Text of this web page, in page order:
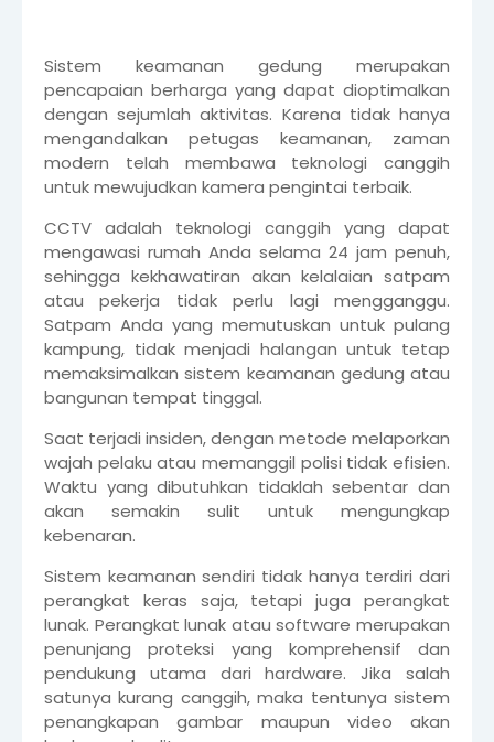
Sistem keamanan gedung merupakan
pencapaian berharga yang dapat dioptimalkan
dengan sejumlah aktivitas. Karena tidak hanya
mengandalkan petugas keamanan, zaman
modern telah membawa teknologi canggih
untuk mewujudkan kamera pengintai terbaik.
CCTV adalah teknologi canggih yang dapat
mengawasi rumah Anda selama 24 jam penuh,
sehingga kekhawatiran akan kelalaian satpam
atau pekerja tidak perlu lagi mengganggu.
Satpam Anda yang memutuskan untuk pulang
kampung, tidak menjadi halangan untuk tetap
memaksimalkan sistem keamanan gedung atau
bangunan tempat tinggal.
Saat terjadi insiden, dengan metode melaporkan
wajah pelaku atau memanggil polisi tidak efisien.
Waktu yang dibutuhkan tidaklah sebentar dan
akan semakin sulit untuk mengungkap
kebenaran.
Sistem keamanan sendiri tidak hanya terdiri dari
perangkat keras saja, tetapi juga perangkat
lunak. Perangkat lunak atau software merupakan
penunjang proteksi yang komprehensif dan
pendukung utama dari hardware. Jika salah
satunya kurang canggih, maka tentunya sistem
penangkapan gambar maupun video akan